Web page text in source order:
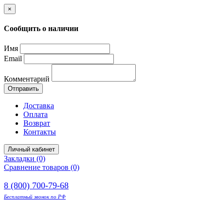
×
Сообщить о наличии
Имя
Email
Комментарий
Отправить
Доставка
Оплата
Возврат
Контакты
Личный кабинет
Закладки (0)
Сравнение товаров (0)
8 (800) 700-79-68
Бесплатный звонок по РФ